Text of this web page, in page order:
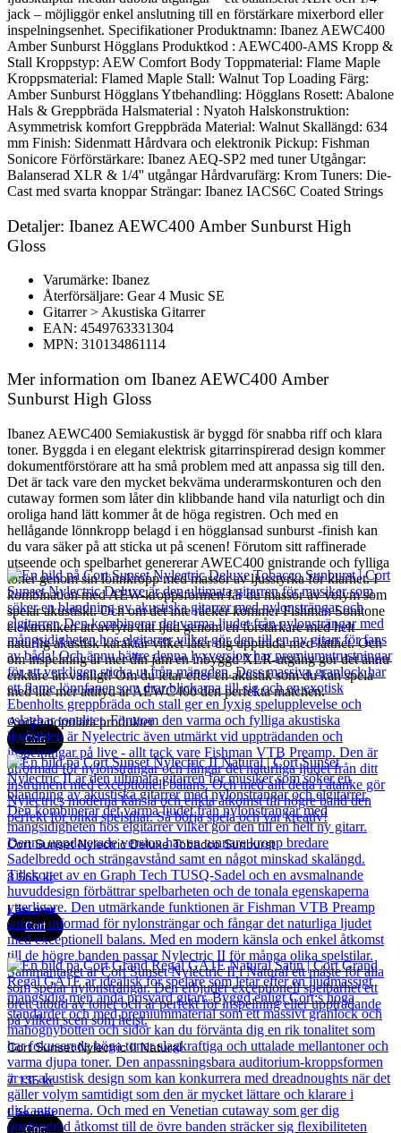
jack – möjliggör enkel anslutning till en förstärkare mixerbord eller
inspelningsenhet. Specifikationer Produktnamn: Ibanez AEWC400
Amber Sunburst Högglans Produktkod : AEWC400-AMS Kropp &
Stall Kroppstyp: AEW Comfort Body Toppmaterial: Flame Maple
Kroppsmaterial: Flamed Maple Stall: Walnut Top Loading Färg:
Amber Sunburst Högglans Ytbehandling: Högglans Rosett: Abalone
Hals & Greppbräda Halsmaterial : Nyatoh Halskonstruktion:
Asymmetrisk komfort Greppbräda Material: Walnut Skallängd: 634
mm Finish: Sidenmatt Hårdvara och elektronik Pickup: Fishman
Sonicore Förförstärkare: Ibanez AEQ-SP2 med tuner Utgångar:
Balanserad XLR & 1/4'' utgångar Hårdvarufärg: Krom Tuners: Die-
Cast med svarta knoppar Strängar: Ibanez IACS6C Coated Strings
Detaljer: Ibanez AEWC400 Amber Sunburst High
Gloss
Varumärke: Ibanez
Återförsäljare: Gear 4 Music SE
Gitarrer > Akustiska Gitarrer
EAN: 4549763331304
MPN: 310134861114
Mer information om Ibanez AEWC400 Amber
Sunburst High Gloss
Ibanez AEWC400 Semiakustisk är byggd för snabba riff och klara
toner. Byggda i en elegant elektrisk gitarrinspirerad design kommer
dokumentförstörare att ha små problem med att anpassa sig till den.
Det är tack vare den mycket bekväma underarmskonturen och den
cutaway formen som låter din klibbande hand vila naturligt och din
oroliga hand lätt kommer åt de höga registren. Och med en
hellågande lönnkropp belagd i en högglansad sunburst -finish kan
du vara säker på att sticka ut på scenen! Förutom sitt raffinerade
utseende och spelbarhet genererar AWEC400 gnistrande och fylliga
toner genom sin lönnkropp med massor av ljusstyrka för klarhet. I
kombination med AEW-kroppsformen får du massor av volym som
spelar akustiskt. Och om det inte räcker kommer Fishman Sonitone
elektroniken att avfyra ditt ljud genom en förstärkare med helt
naturlig akustisk karaktär vilket låter dig uppträda med lätthet. Och
om inspelning är mer din jam en inbyggd XLR-utgång gör det ännu
enklare än vanligt! Om du letar efter en akustik som du kan spela
med lite mer attityd är AEWC400 den perfekta matchen.
Andra populära produkter
Cort
Cort Sunset Nylectric Deluxe Tobacco Sunburst
8 565kr
Läs mer
Cort
Cort Sunset Nylectric II Natural
7 135kr
Läs mer
Cort